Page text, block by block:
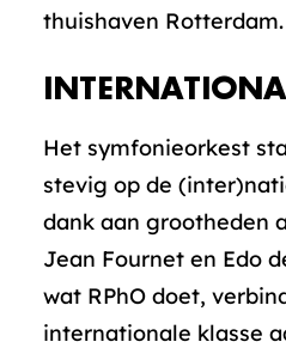
thuishaven Rotterdam.
Het symfonieorkest
stevig op de
dank aan grootheden
Jean Fournet en Edo
wat RPhO doet,
internationale klasse